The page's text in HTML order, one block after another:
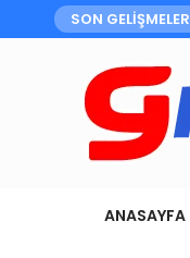
SON GELİŞMELER
ANASAYFA